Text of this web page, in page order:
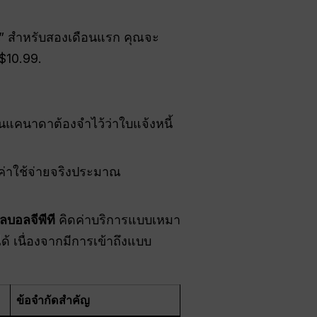
สำหรับสองเดือนแรก คุณจะ
คนาดาต้องจำไว้ว่าใบแจ้งหนี้
ใช้จ่ายจริงประมาณ
บอลจีพีที คิดค่าบริการแบบเหมา
เนื่องจากมีการเข้าถึงแบบ
ข้อจำกัดสำคัญ